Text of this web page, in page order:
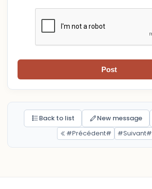
Post
Back to list New message
#Précédent#
#Suivant#